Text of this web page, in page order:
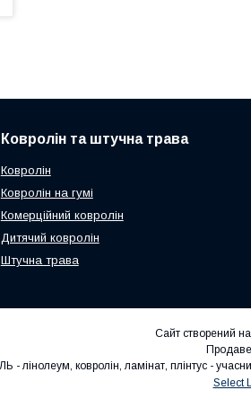
Ковролін та штучна трава
Ковролін
Ковролін на гумі
Комерційний ковролін
Дитячий ковролін
Штучна трава
Сайт створений
Select